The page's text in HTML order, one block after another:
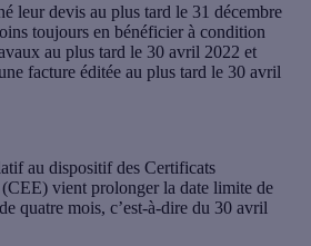
leur devis au plus tard le 31 décembre
toujours en bénéficier à condition
au plus tard le 30 avril 2022 et
facture éditée au plus tard le 30 avril
au dispositif des Certificats
(CEE) vient prolonger la date limite de
quatre mois, c’est-à-dire du 30 avril